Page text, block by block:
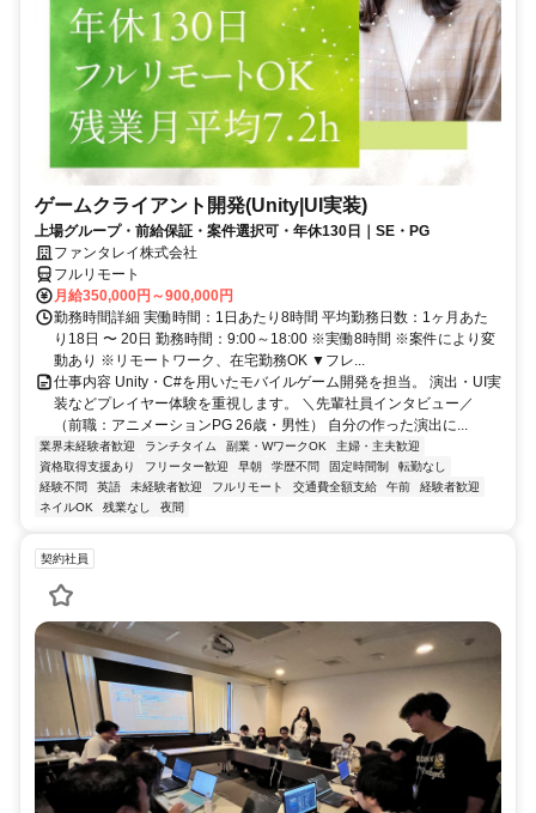
ゲームクライアント開発(Unity|UI実装)
上場グループ・前給保証・案件選択可・年休130日｜SE・PG
ファンタレイ株式会社
フルリモート
月給350,000円～900,000円
勤務時間詳細 実働時間：1日あたり8時間 平均勤務日数：1ヶ月あた
り18日 〜 20日 勤務時間：9:00～18:00 ※実働8時間 ※案件により変
動あり ※リモートワーク、在宅勤務OK ▼フレ...
仕事内容 Unity・C#を用いたモバイルゲーム開発を担当。 演出・UI実
装などプレイヤー体験を重視します。 ＼先輩社員インタビュー／
（前職：アニメーションPG 26歳・男性） 自分の作った演出に...
業界未経験者歓迎 ランチタイム 副業・WワークOK
主婦・主夫歓迎
資格取得支援あり
フリーター歓迎 早朝 学歴不問 固定時間制
転勤なし
経験不問
英語 未経験者歓迎 フルリモート 交通費全額支給 午前
経験者歓迎
ネイルOK
残業なし 夜間
契約社員